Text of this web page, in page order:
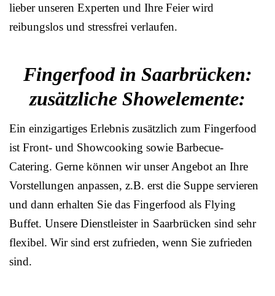
lieber unseren Experten und Ihre Feier wird
reibungslos und stressfrei verlaufen.
Fingerfood in Saarbrücken:
zusätzliche Showelemente:
Ein einzigartiges Erlebnis zusätzlich zum Fingerfood
ist Front- und Showcooking sowie Barbecue-
Catering. Gerne können wir unser Angebot an Ihre
Vorstellungen anpassen, z.B. erst die Suppe servieren
und dann erhalten Sie das Fingerfood als Flying
Buffet. Unsere Dienstleister in Saarbrücken sind sehr
flexibel. Wir sind erst zufrieden, wenn Sie zufrieden
sind.